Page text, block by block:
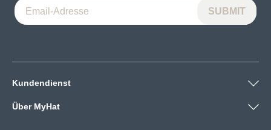
Kundendienst
Über MyHat